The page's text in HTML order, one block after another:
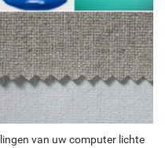
van uw computer lichte